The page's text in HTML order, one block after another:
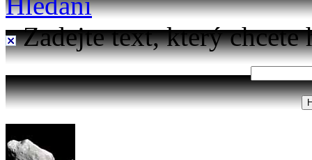
Zadejte text, který chcete